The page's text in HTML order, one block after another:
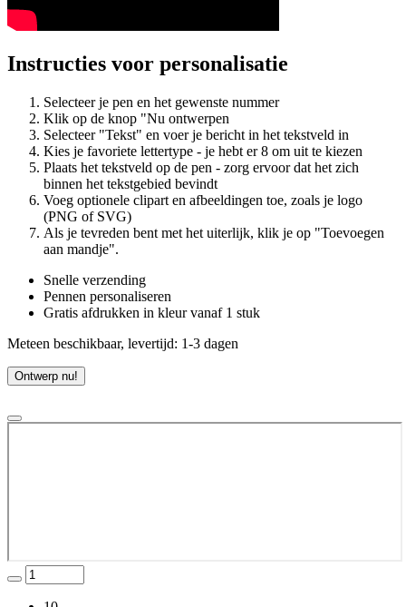
Instructies voor personalisatie
Selecteer je pen en het gewenste nummer
Klik op de knop "Nu ontwerpen
Selecteer "Tekst" en voer je bericht in het tekstveld in
Kies je favoriete lettertype - je hebt er 8 om uit te kiezen
Plaats het tekstveld op de pen - zorg ervoor dat het zich
binnen het tekstgebied bevindt
Voeg optionele clipart en afbeeldingen toe, zoals je logo
(PNG of SVG)
Als je tevreden bent met het uiterlijk, klik je op "Toevoegen
aan mandje".
Snelle verzending
Pennen personaliseren
Gratis afdrukken in kleur vanaf 1 stuk
Meteen beschikbaar, levertijd: 1-3 dagen
Ontwerp nu!